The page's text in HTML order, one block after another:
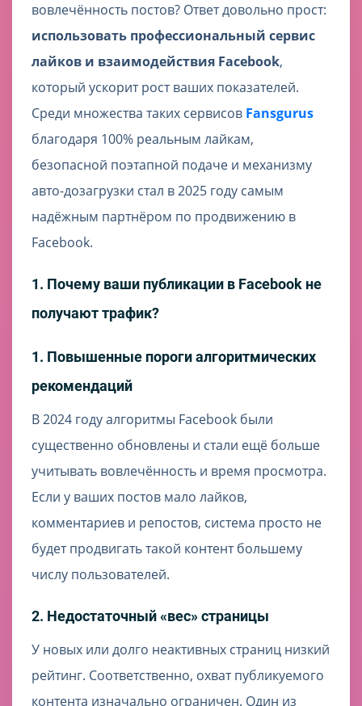
вовлечённость постов? Ответ довольно прост:
использовать профессиональный сервис
лайков и взаимодействия Facebook,
который ускорит рост ваших показателей.
Среди множества таких сервисов Fansgurus
благодаря 100% реальным лайкам,
безопасной поэтапной подаче и механизму
авто-дозагрузки стал в 2025 году самым
надёжным партнёром по продвижению в
Facebook.
1. Почему ваши публикации в Facebook не
получают трафик?
1. Повышенные пороги алгоритмических
рекомендаций
В 2024 году алгоритмы Facebook были
существенно обновлены и стали ещё больше
учитывать вовлечённость и время просмотра.
Если у ваших постов мало лайков,
комментариев и репостов, система просто не
будет продвигать такой контент большему
числу пользователей.
2. Недостаточный «вес» страницы
У новых или долго неактивных страниц низкий
рейтинг. Соответственно, охват публикуемого
контента изначально ограничен. Один из